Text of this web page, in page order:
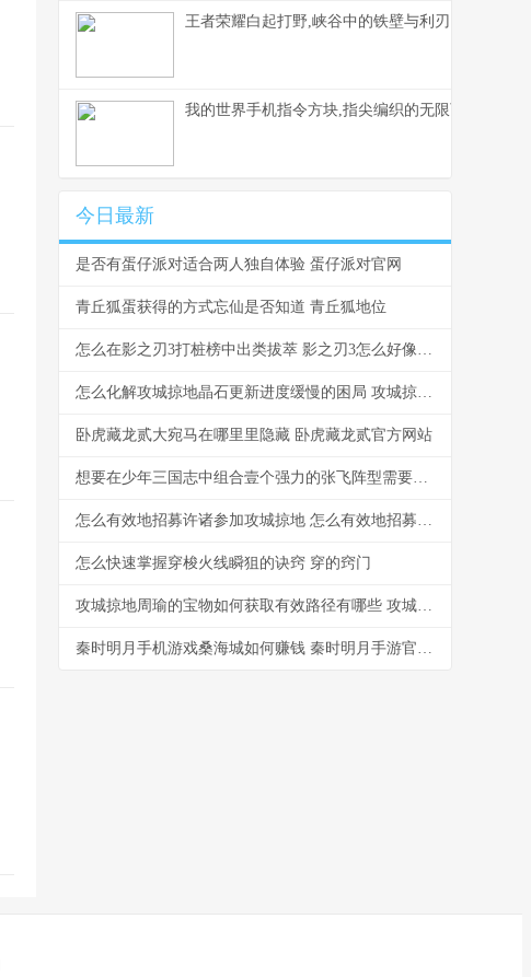
王者荣耀白起打野,峡谷中的铁壁与利刃
我的世界手机指令方块,指尖编织的无限可能，副
今日最新
是否有蛋仔派对适合两人独自体验 蛋仔派对官网
青丘狐蛋获得的方式忘仙是否知道 青丘狐地位
怎么在影之刃3打桩榜中出类拔萃 影之刃3怎么好像单机游戏
怎么化解攻城掠地晶石更新进度缓慢的困局 攻城掠地是什么意思?
卧虎藏龙贰大宛马在哪里里隐藏 卧虎藏龙贰官方网站
想要在少年三国志中组合壹个强力的张飞阵型需要运用哪些名将令 少年x三国
怎么有效地招募许诸参加攻城掠地 怎么有效地招募一名员工
怎么快速掌握穿梭火线瞬狙的诀窍 穿的窍门
攻城掠地周瑜的宝物如何获取有效路径有哪些 攻城掠地周瑜怎么过
秦时明月手机游戏桑海城如何赚钱 秦时明月手游官方下载